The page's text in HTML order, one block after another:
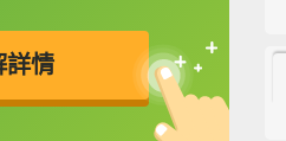
詳情
英